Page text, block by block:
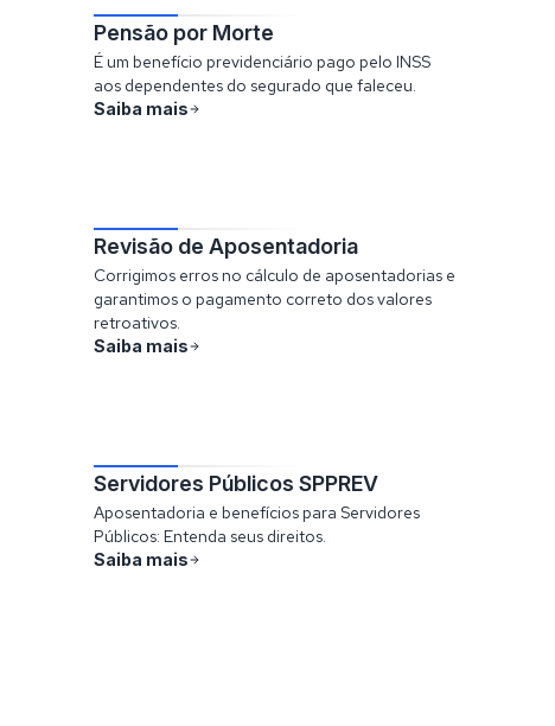
Pensão por Morte
É um benefício previdenciário pago pelo INSS
aos dependentes do segurado que faleceu.
Saiba mais
Revisão de Aposentadoria
Corrigimos erros no cálculo de aposentadorias e
garantimos o pagamento correto dos valores
retroativos.
Saiba mais
Servidores Públicos SPPREV
Aposentadoria e benefícios para Servidores
Públicos: Entenda seus direitos.
Saiba mais